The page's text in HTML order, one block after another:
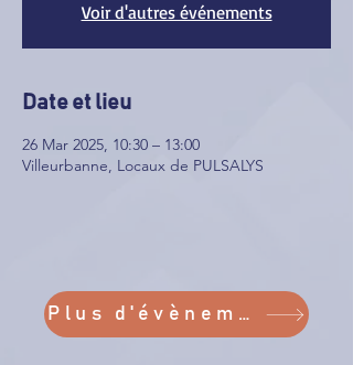
Voir d'autres événements
Date et lieu
26 Mar 2025, 10:30 – 13:00
Villeurbanne, Locaux de PULSALYS
Plus d'évènements